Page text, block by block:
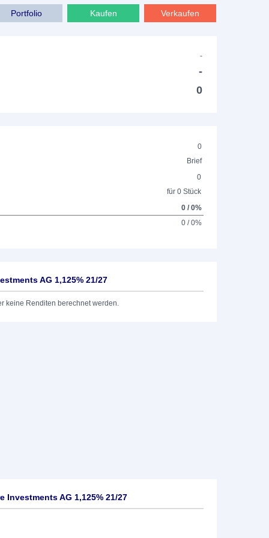
Verkaufen
Kaufen
Portfolio
-
-
0
0
Brief
0
für 0 Stück
0 / 0%
0 / 0%
AG 1,125% 21/27
keine Renditen berechnet werden.
Investments AG 1,125% 21/27